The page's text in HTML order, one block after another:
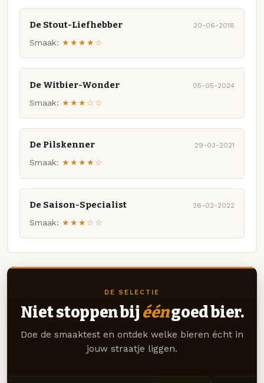
De Stout-Liefhebber 20-06-2018
Smaak: ★★★★☆
De Witbier-Wonder 05-05-2024
Smaak: ★★★☆☆
De Pilskenner 29-03-2021
Smaak: ★★★★☆
De Saison-Specialist 26-02-2022
Smaak: ★★★☆☆
DE SELECTIE
Niet stoppen bij ééngoed bier.
Doe de smaaktest en ontdek welke bieren écht in
jouw straatje liggen.